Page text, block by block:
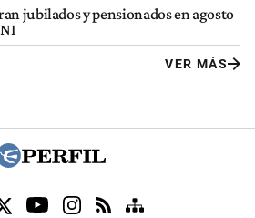
jubilados y pensionados en agosto
VER MÁS